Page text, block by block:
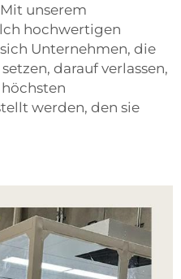
unserem
hochwertigen
Unternehmen, die
darauf verlassen,
werden, den sie